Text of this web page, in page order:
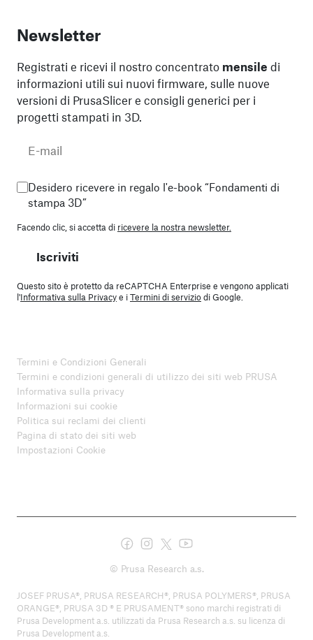
Newsletter
Registrati e ricevi il nostro concentrato mensile di
informazioni utili sui nuovi firmware, sulle nuove
versioni di PrusaSlicer e consigli generici per i
progetti stampati in 3D.
Desidero ricevere in regalo l'e-book “Fondamenti di
stampa 3D”
Facendo clic, si accetta di ricevere la nostra newsletter.
Iscriviti
Questo sito è protetto da reCAPTCHA Enterprise e vengono applicati
l'Informativa sulla Privacye iTermini di serviziodi Google.
Termini e Condizioni Generali
Termini e condizioni generali di utilizzo dei siti web PRUSA
Informativa sulla privacy
Informazioni sui cookie
Politica sui reclami dei clienti
Pagina di stato dei siti web
Impostazioni Cookie
© Prusa Research a.s.
JOSEF PRUSA®, PRUSA RESEARCH®, PRUSA POLYMERS®, PRUSA
ORANGE®, PRUSA 3D ® E PRUSAMENT® sono marchi registrati di
Prusa Development a.s. utilizzati da Prusa Research a.s. su licenza di
Prusa Development a.s.